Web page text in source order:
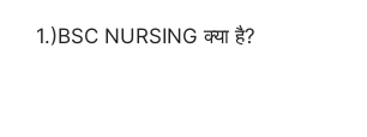
1.)BSC NURSING क्या है?